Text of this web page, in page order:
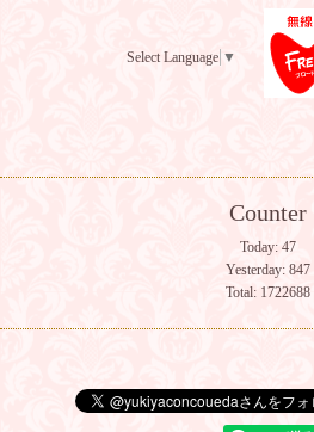
Select Language ▼
Counter
Today: 47
Yesterday: 847
Total: 1722688